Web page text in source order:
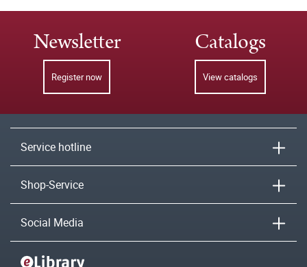
Newsletter
Register now
Catalogs
View catalogs
Service hotline
Shop-Service
Social Media